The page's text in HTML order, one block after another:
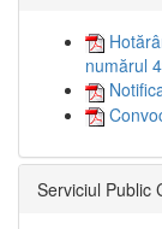
numărul
Serviciul Public